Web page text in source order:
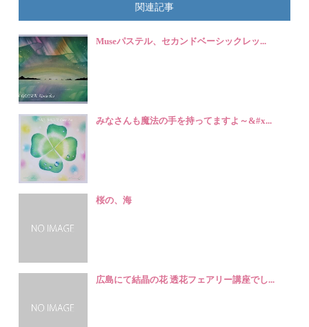
関連記事
Museパステル、セカンドベーシックレッ...
みなさんも魔法の手を持ってますよ～&#x...
桜の、海
広島にて結晶の花 透花フェアリー講座でし...